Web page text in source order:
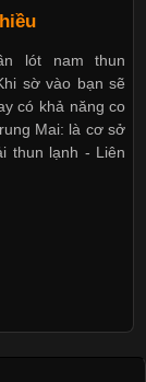
trở thành một
thời trang
với môi trường.
ngày, loại vải
cách
lót nam thun
sờ vào bạn sẽ
có khả năng co
Mai: là cơ sở
thun lạnh - Liên